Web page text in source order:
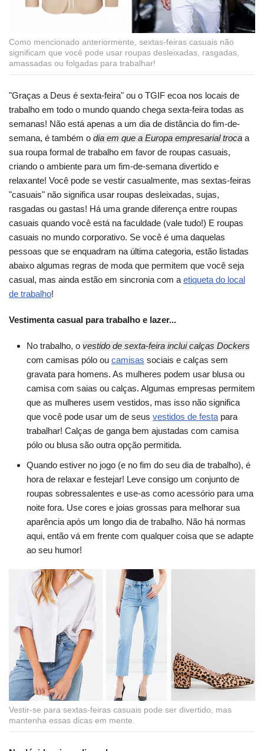
Como mencionado anteriormente, sextas-feiras casuais não
significam que você pode usar roupas desleixadas, rasgadas,
amassadas ou folgadas para trabalhar!
"Graças a Deus é sexta-feira" ou o TGIF ecoa nos locais de
trabalho em todo o mundo quando chega sexta-feira todas as
semanas! Não está apenas a um dia de distância do fim-de-
semana, é também o dia em que a Europa empresarial troca a
sua roupa formal de trabalho em favor de roupas casuais,
criando o ambiente para um fim-de-semana divertido e
relaxante! Você pode se vestir casualmente, mas sextas-feiras
"casuais" não significa usar roupas desleixadas, sujas,
rasgadas ou gastas! Há uma grande diferença entre roupas
casuais quando você está na faculdade (vale tudo!) E roupas
casuais no mundo corporativo. Se você é uma daquelas
pessoas que se enquadram na última categoria, estão listadas
abaixo algumas regras de moda que permitem que você seja
casual, mas ainda estão em sincronia com a etiqueta do local
de trabalho!
Vestimenta casual para trabalho e lazer...
No trabalho, o vestido de sexta-feira inclui calças Dockers
com camisas pólo ou camisas sociais e calças sem
gravata para homens. As mulheres podem usar blusa ou
camisa com saias ou calças. Algumas empresas permitem
que as mulheres usem vestidos, mas isso não significa
que você pode usar um de seus vestidos de festa para
trabalhar! Calças de ganga bem ajustadas com camisa
pólo ou blusa são outra opção permitida.
Quando estiver no jogo (e no fim do seu dia de trabalho), é
hora de relaxar e festejar! Leve consigo um conjunto de
roupas sobressalentes e use-as como acessório para uma
noite fora. Use cores e joias grossas para melhorar sua
aparência após um longo dia de trabalho. Não há normas
aqui, então vá em frente com qualquer coisa que se adapte
ao seu humor!
Vestir-se para sextas-feiras casuais pode ser divertido, mas
mantenha essas dicas em mente.